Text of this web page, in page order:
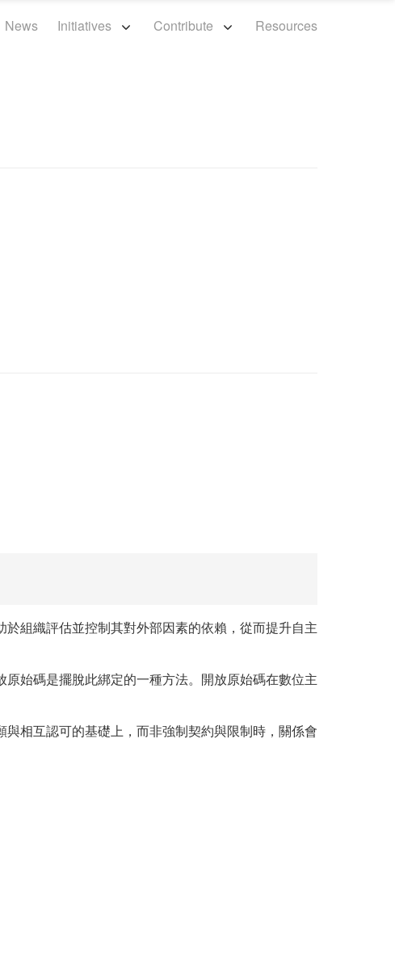
News Initiatives Contribute Resources
組織評估並控制其對外部因素的依賴，從而提升自主
始碼是擺脫此綁定的一種方法。開放原始碼在數位主
相互認可的基礎上，而非強制契約與限制時，關係會